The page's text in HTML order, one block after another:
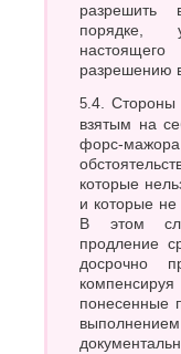
порядке,
разрешению
5.4. Стороны не несут ответственность по
взятым на
форс-
которые
и которые не
В этом
продление
досрочно
понесенные